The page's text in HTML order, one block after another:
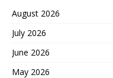
August 2026
July 2026
June 2026
May 2026